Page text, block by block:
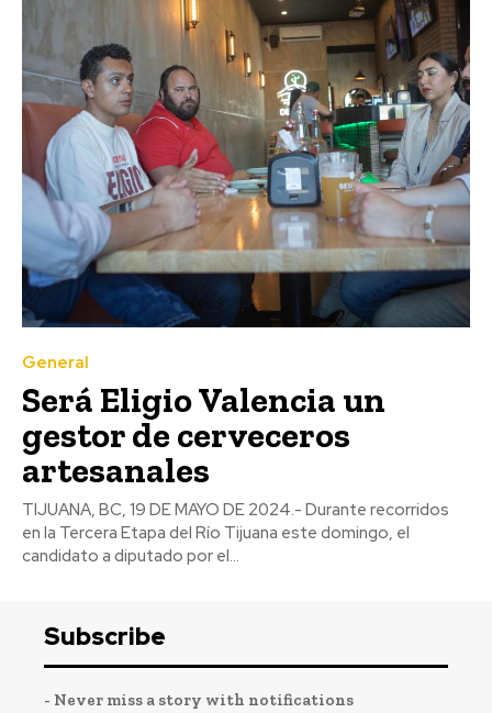
General
Será Eligio Valencia un
gestor de cerveceros
artesanales
TIJUANA, BC, 19 DE MAYO DE 2024.- Durante recorridos
en la Tercera Etapa del Río Tijuana este domingo, el
candidato a diputado por el...
Subscribe
- Never miss a story with notifications